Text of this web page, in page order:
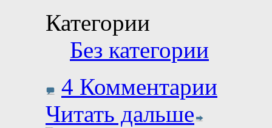
Категории
Без категории
4 Комментарии
Читать дальше